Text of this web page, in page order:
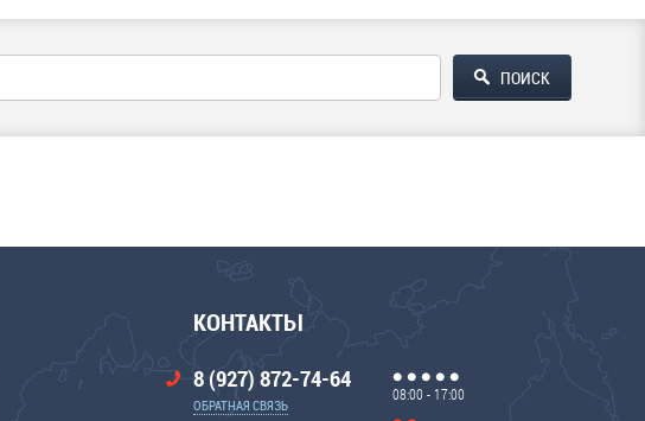
КОНТАКТЫ
8 (927) 872-74-64
ОБРАТНАЯ СВЯЗЬ
08:00 - 17:00